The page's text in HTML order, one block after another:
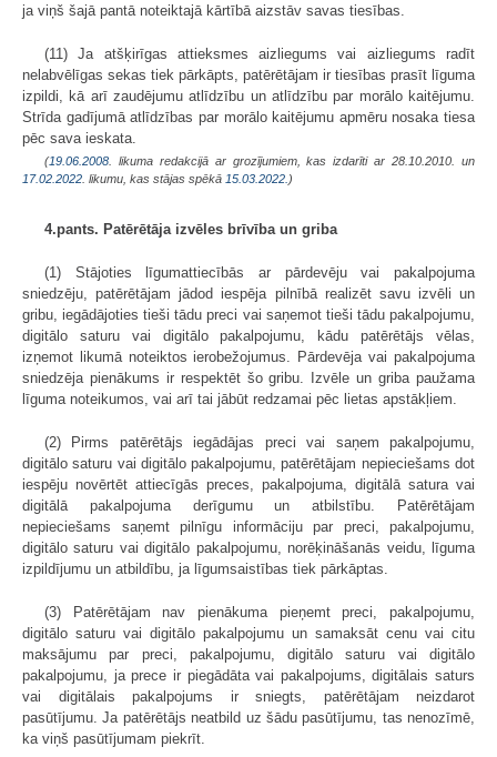
ja viņš šajā pantā noteiktajā kārtībā aizstāv savas tiesības.
(11) Ja atšķirīgas attieksmes aizliegums vai aizliegums radīt
nelabvēlīgas sekas tiek pārkāpts, patērētājam ir tiesības prasīt līguma
izpildi, kā arī zaudējumu atlīdzību un atlīdzību par morālo kaitējumu.
Strīda gadījumā atlīdzības par morālo kaitējumu apmēru nosaka tiesa
pēc sava ieskata.
(19.06.2008. likuma redakcijā ar grozījumiem, kas izdarīti ar 28.10.2010. un
17.02.2022. likumu, kas stājas spēkā 15.03.2022.)
4.pants. Patērētāja izvēles brīvība un griba
(1) Stājoties līgumattiecībās ar pārdevēju vai pakalpojuma
sniedzēju, patērētājam jādod iespēja pilnībā realizēt savu izvēli un
gribu, iegādājoties tieši tādu preci vai saņemot tieši tādu pakalpojumu,
digitālo saturu vai digitālo pakalpojumu, kādu patērētājs vēlas,
izņemot likumā noteiktos ierobežojumus. Pārdevēja vai pakalpojuma
sniedzēja pienākums ir respektēt šo gribu. Izvēle un griba paužama
līguma noteikumos, vai arī tai jābūt redzamai pēc lietas apstākļiem.
(2) Pirms patērētājs iegādājas preci vai saņem pakalpojumu,
digitālo saturu vai digitālo pakalpojumu, patērētājam nepieciešams dot
iespēju novērtēt attiecīgās preces, pakalpojuma, digitālā satura vai
digitālā pakalpojuma derīgumu un atbilstību. Patērētājam
nepieciešams saņemt pilnīgu informāciju par preci, pakalpojumu,
digitālo saturu vai digitālo pakalpojumu, norēķināšanās veidu, līguma
izpildījumu un atbildību, ja līgumsaistības tiek pārkāptas.
(3) Patērētājam nav pienākuma pieņemt preci, pakalpojumu,
digitālo saturu vai digitālo pakalpojumu un samaksāt cenu vai citu
maksājumu par preci, pakalpojumu, digitālo saturu vai digitālo
pakalpojumu, ja prece ir piegādāta vai pakalpojums, digitālais saturs
vai digitālais pakalpojums ir sniegts, patērētājam neizdarot
pasūtījumu. Ja patērētājs neatbild uz šādu pasūtījumu, tas nenozīmē,
ka viņš pasūtījumam piekrīt.